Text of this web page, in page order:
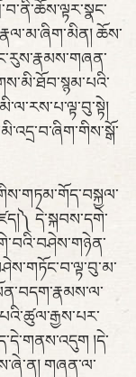
ཆོས་
དེ་སྐབས་དགེ་
།དེ་
གཞན་ལ་